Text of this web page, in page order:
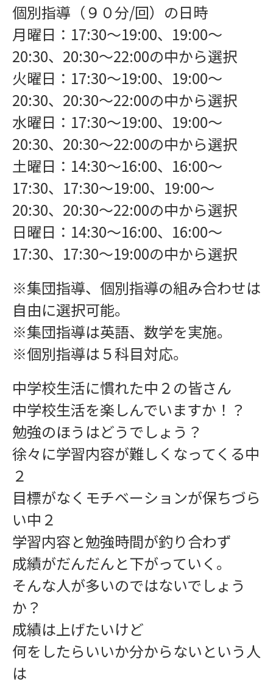
学習指導
個別指導（９０分/回）の日時
月曜日：17:30〜19:00、19:00〜
20:30、20:30〜22:00の中から選択
火曜日：17:30〜19:00、19:00〜
20:30、20:30〜22:00の中から選択
水曜日：17:30〜19:00、19:00〜
20:30、20:30〜22:00の中から選択
土曜日：14:30〜16:00、16:00〜
17:30、17:30〜19:00、19:00〜
20:30、20:30〜22:00の中から選択
日曜日：14:30〜16:00、16:00〜
17:30、17:30〜19:00の中から選択
※集団指導、個別指導の組み合わせは
自由に選択可能。
※集団指導は英語、数学を実施。
※個別指導は５科目対応。
中学校生活に慣れた中２の皆さん
中学校生活を楽しんでいますか！？
勉強のほうはどうでしょう？
徐々に学習内容が難しくなってくる中
２
目標がなくモチベーションが保ちづら
い中２
学習内容と勉強時間が釣り合わず
成績がだんだんと下がっていく。
そんな人が多いのではないでしょう
か？
成績は上げたいけど
何をしたらいいか分からないという人
は